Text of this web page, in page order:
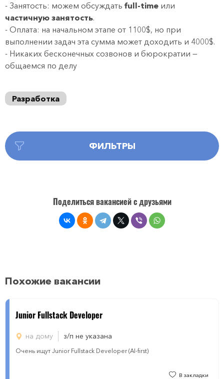
- Занятость: можем обсуждать full-time или
частичную занятость.
- Оплата: на начальном этапе от 1100$, но при
выполнении задач эта сумма может доходить и 4000$.
- Никаких бесконечных созвонов и бюрократии —
общаемся по делу
Разработка
ФИЛЬТРЫ
Поделиться вакансией с друзьями
Похожие вакансии
Junior Fullstack Developer
на дому з/п не указана
Очень ищут Junior Fullstack Developer (AI-first)
В закладки